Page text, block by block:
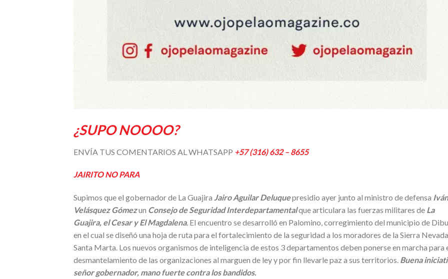
¿SUPO NOOOO?
ENVÍA TUS COMENTARIOS AL WHATSAPP +57 (316) 632 – 8655
JAIRITO NO PARA
Supimos que el gobernador de La Guajira Jairo Aguilar Deluquepresidio ayer junto al ministro de defensa Iván
Velásquez Gómezun Consejo de Seguridad Interdepartamentalque articulara las fuerzas militares de La
Guajira, el Cesar y El Magdalena. El encuentro se desarrolló en Palomino, corregimiento del municipio de
en el cual se diseñó una hoja de ruta para el fortalecimiento de la seguridad a los moradores de la Sierra
Santa Marta. Los nuevos organismos de inteligencia de estos 3 departamentos deben ponerse en marcha para
desmantelamiento de las organizaciones al marguen de ley y por fin llevarle paz a sus territorios. Buena
señor gobernador, mano fuerte contra los bandidos.